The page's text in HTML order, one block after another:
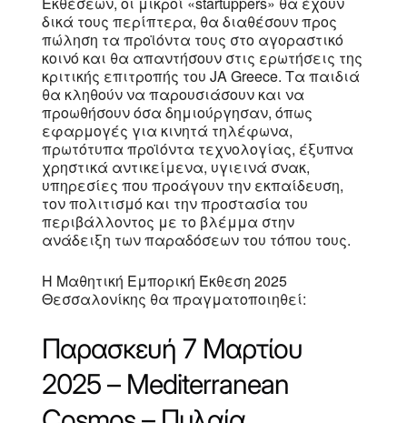
δικά τους περίπτερα, θα διαθέσουν προς
πώληση τα προϊόντα τους στο αγοραστικό
κοινό και θα απαντήσουν στις ερωτήσεις της
κριτικής επιτροπής του JA Greece. Τα παιδιά
θα κληθούν να παρουσιάσουν και να
προωθήσουν όσα δημιούργησαν, όπως
εφαρμογές για κινητά τηλέφωνα,
πρωτότυπα προϊόντα τεχνολογίας, έξυπνα
χρηστικά αντικείμενα, υγιεινά σνακ,
υπηρεσίες που προάγουν την εκπαίδευση,
τον πολιτισμό και την προστασία του
περιβάλλοντος με το βλέμμα στην
ανάδειξη των παραδόσεων του τόπου τους.
Η Μαθητική Εμπορική Έκθεση 2025
Θεσσαλονίκης θα πραγματοποιηθεί:
Παρασκευή 7 Μαρτίου
2025 – Mediterranean